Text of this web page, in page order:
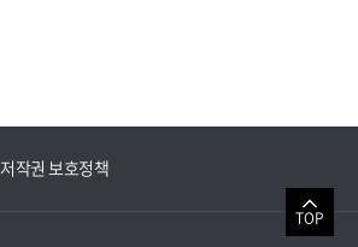
저작권 보호정책
TOP